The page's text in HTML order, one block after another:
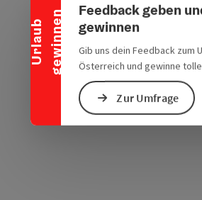
U
r
l
a
u
b
g
e
w
i
n
n
e n
Feedback geben
gewinnen
Gib uns dein Feedback zum
Österreich und gewinne
Zur Umfrage